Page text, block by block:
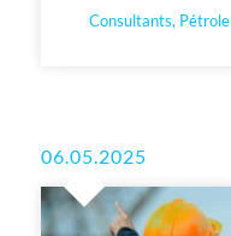
Consultants,
06.05.2025